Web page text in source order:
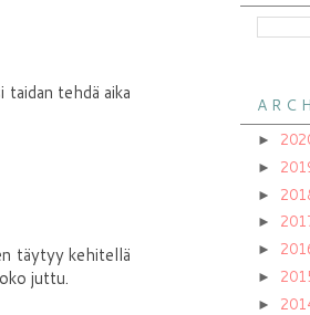
tehdä aika
täytyy kehitellä
juttu.
A R C
►
►
►
►
►
►
►